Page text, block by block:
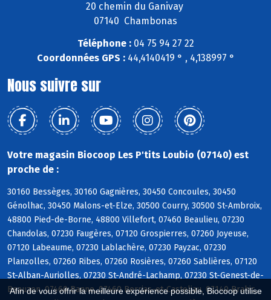
Afin de vous offrir la meilleure expérience possible, Biocoop utilise
20 chemin du Ganivay
07140 Chambonas
Téléphone :04 75 94 27 22
Coordonnées GPS :44,4140419 ° , 4,138997 °
Nous suivre sur
Votre magasin Biocoop Les P'tits Loubio (07140) est
proche de :
30160 Bessèges, 30160 Gagnières, 30450 Concoules, 30450
Génolhac, 30450 Malons-et-Elze, 30500 Courry, 30500 St-Ambroix,
48800 Pied-de-Borne, 48800 Villefort, 07460 Beaulieu, 07230
Chandolas, 07230 Faugères, 07120 Grospierres, 07260 Joyeuse,
07120 Labeaume, 07230 Lablachère, 07230 Payzac, 07230
Planzolles, 07260 Ribes, 07260 Rosières, 07260 Sablières, 07120
St-Alban-Auriolles, 07230 St-André-Lachamp, 07230 St-Genest-de-
Beauzon, 07460 Banne, 07460 Berrias-et-Casteljau, 07140 Brahic,